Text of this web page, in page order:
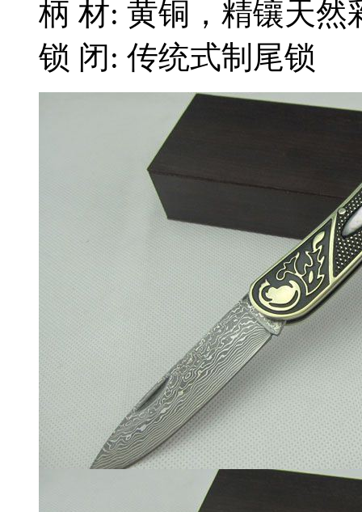
柄 材: 黄铜，精镶天然
锁 闭: 传统式制尾锁